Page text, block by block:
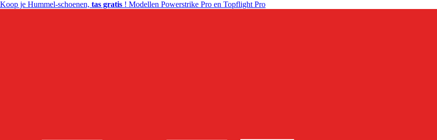
Koop je Hummel-schoenen, tas gratis ! Modellen Powerstrike Pro en Topflight Pro